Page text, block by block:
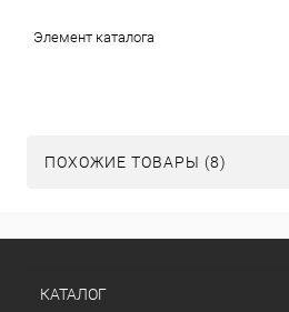
Элемент каталога
ПОХОЖИЕ ТОВАРЫ (8)
КАТАЛОГ